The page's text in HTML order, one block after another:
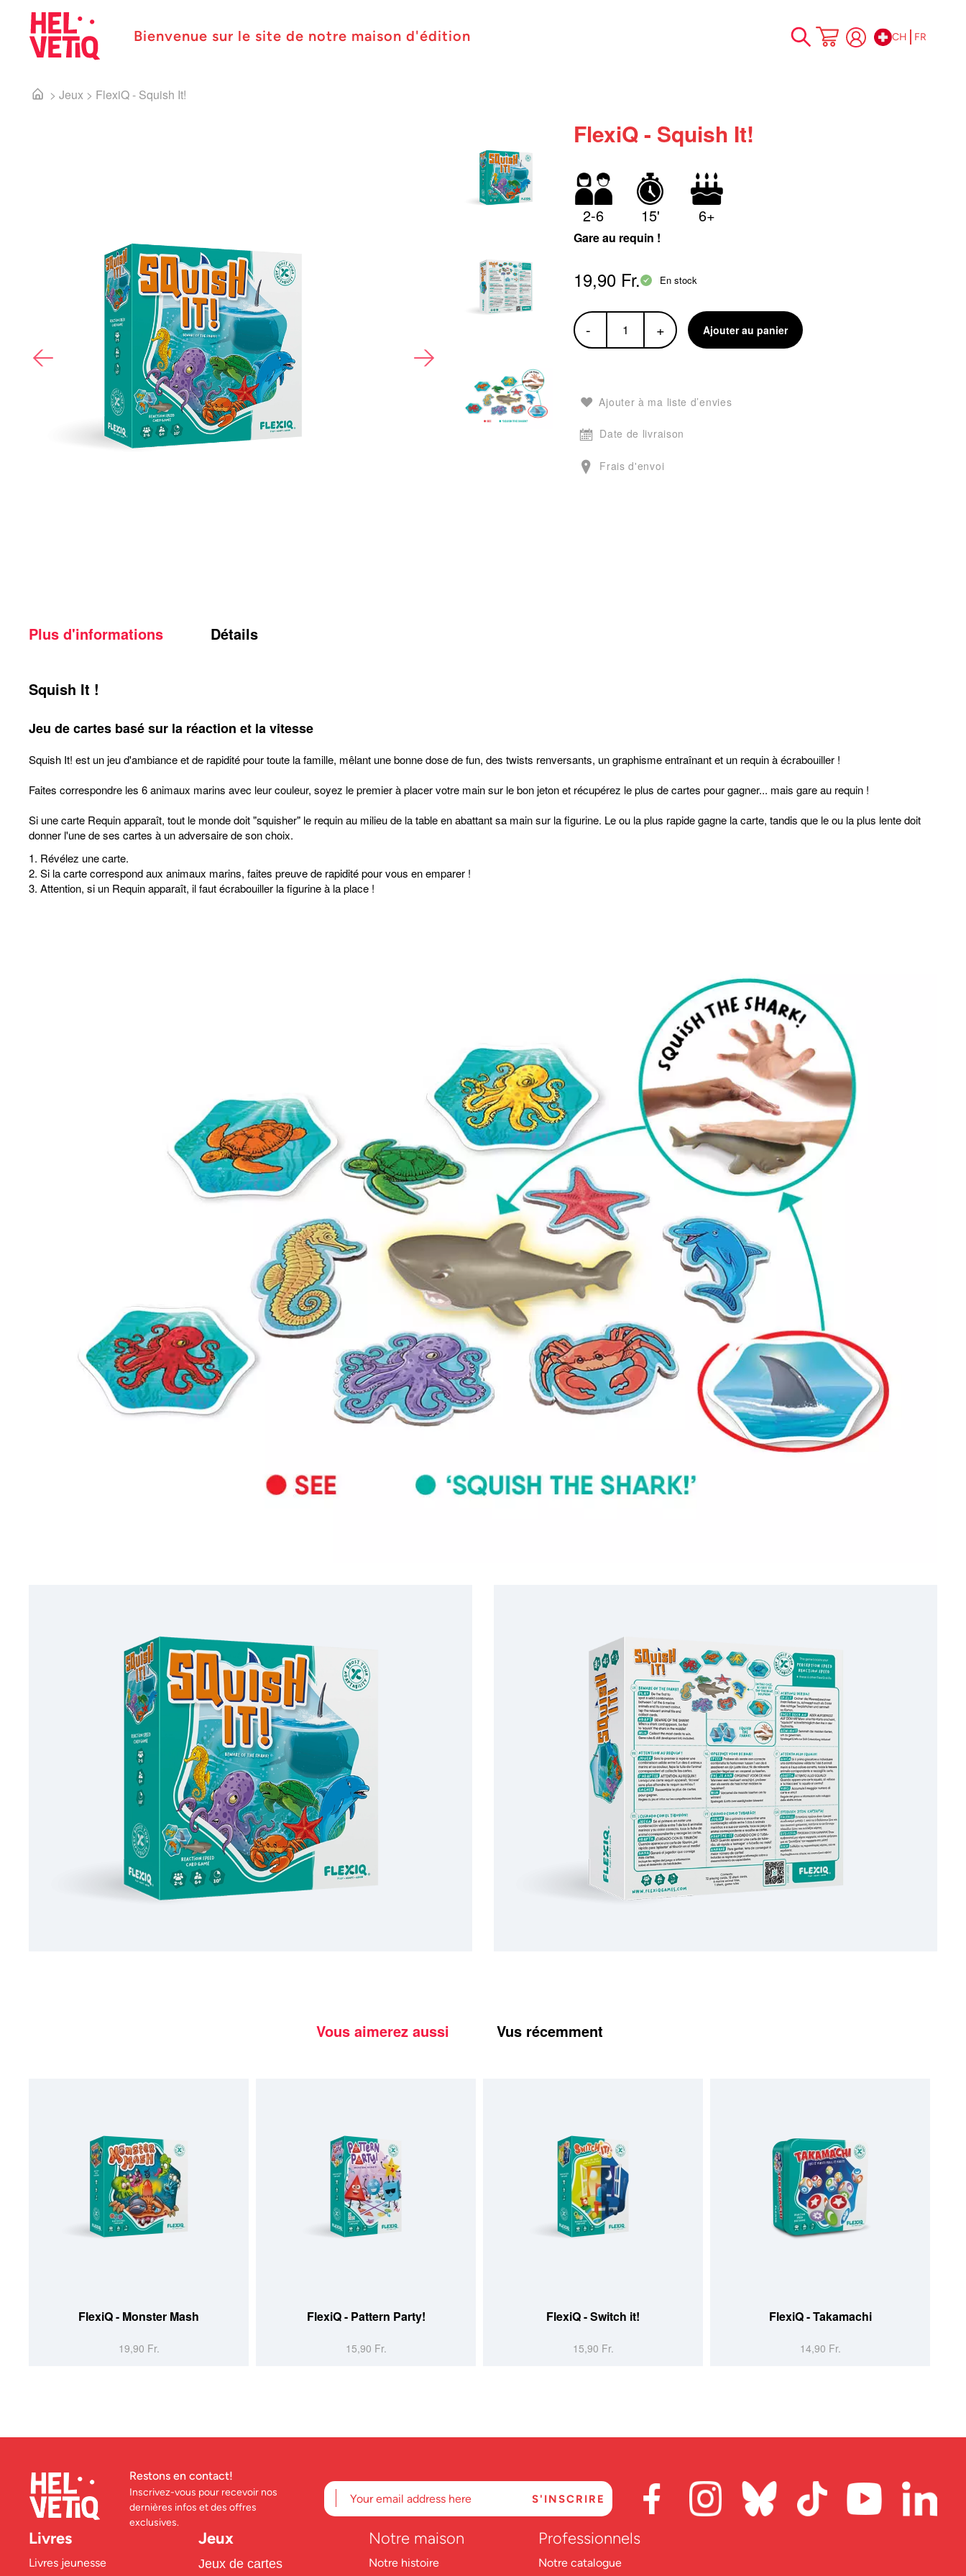
Bienvenue sur le site de notre maison d'édition
Allez
CH FR
> Jeux > FlexiQ - Squish It!
FlexiQ - Squish It!
2-6 15' 6+
Gare au requin !
19,90 Fr. En stock
- + Ajouter au panier
Ajouter à ma liste d’envies
Date de livraison
Frais d'envoi
Plus d'informations
Squish It !
Jeu de cartes basé sur la réaction et la vitesse
Squish It! est un jeu d'ambiance et de rapidité pour toute la famille, mêlant une bonne dose de fun, des twists renversants, un graphisme entraînant et un requin à écrabouiller !
Faites correspondre les 6 animaux marins avec leur couleur, soyez le premier à placer votre main sur le bon jeton et récupérez le plus de cartes pour gagner... mais gare au requin !
Si une carte Requin apparaît, tout le monde doit "squisher" le requin au milieu de la table en abattant sa main sur la figurine. Le ou la plus rapide gagne la carte, tandis que le ou la plus lente doit
donner l'une de ses cartes à un adversaire de son choix.
1. Révélez une carte.
2. Si la carte correspond aux animaux marins, faites preuve de rapidité pour vous en emparer !
3. Attention, si un Requin apparaît, il faut écrabouiller la figurine à la place !
Détails
Vous aimerez aussi
FlexiQ - Monster Mash
19,90 Fr.
FlexiQ - Pattern Party!
15,90 Fr.
FlexiQ - Switch it!
15,90 Fr.
FlexiQ - Takamachi
14,90 Fr.
Vus récemment
Restons en contact!
Inscrivez-vous pour recevoir nos
dernières infos et des offres
exclusives.
Livres
Livres jeunesse
Jeux
Jeux de cartes
Notre maison
Notre histoire
Professionnels
Notre catalogue